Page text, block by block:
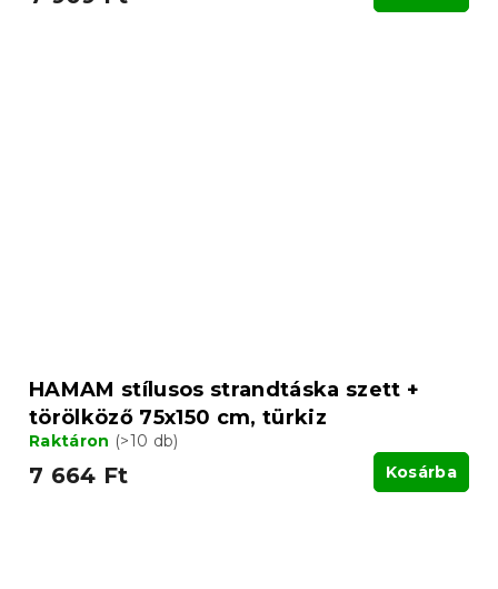
HAMAM stílusos strandtáska szett +
törölköző 75x150 cm, türkiz
Raktáron (>10 db)
7 664 Ft Kosárba